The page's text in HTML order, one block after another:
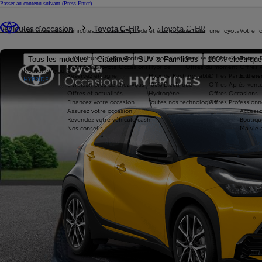
Passer au contenu suivant (Press Enter)
Véhicules neufs
Tous les modèles Citadines SUV & Familiales 100%
Nouvelle Aygo X
HYBRIDE
Véhicules d'occasion
Nos voitures d'occasion
Avantages Toyota Occasions
Réservez en ligne
Livraison près de chez vous
Offres et actualités
Financez votre occasion
Assurez votre occasion
Revendez votre véhicule cash
Nos conseils
Hybride et électrique
Toutes les motorisations
Hybride
Hybride Rechargeable
100% Électrique
Hydrogène
Toutes nos technologies
Acheter une Toyota
Reprise de votre voiture
Offres du moment
Offres Après-
Offres Occasions
Offres
Votre
Toyota
Offres
Ma vie
Véhicules d'occasion Toyota C-HR Toyota C-HR